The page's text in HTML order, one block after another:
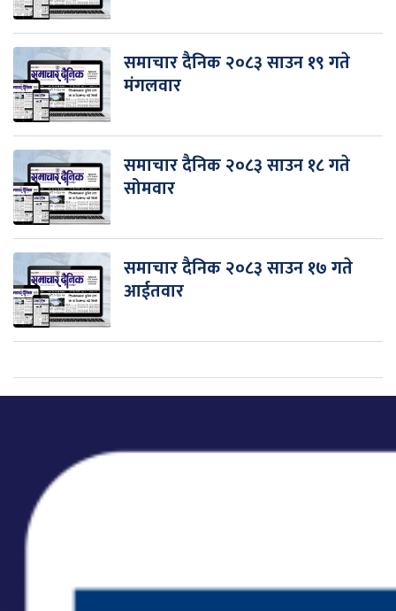
समाचार दैनिक २०८३ साउन १९ गते
मंगलवार
समाचार दैनिक २०८३ साउन १८ गते
सोमवार
समाचार दैनिक २०८३ साउन १७ गते
आईतवार